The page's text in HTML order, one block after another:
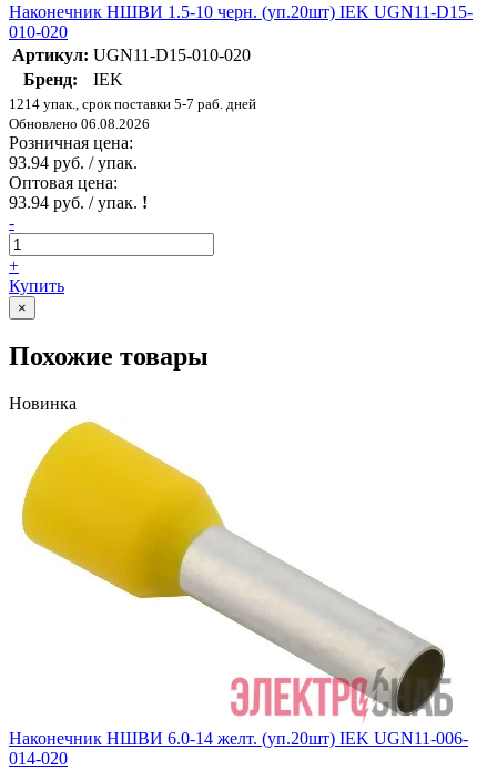
Наконечник НШВИ 1.5-10 черн. (уп.20шт) IEK UGN11-D15-
010-020
Артикул: UGN11-D15-010-020
Бренд:
IEK
1214 упак., срок поставки 5-7 раб. дней
Обновлено 06.08.2026
Розничная цена:
93.94 руб. / упак.
Оптовая цена:
93.94 руб. / упак. !
-
+
Купить
×
Похожие товары
Новинка
Наконечник НШВИ 6.0-14 желт. (уп.20шт) IEK UGN11-006-
014-020